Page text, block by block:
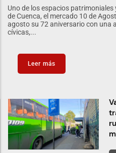
Uno de los espacios
de Cuenca, el mercado 10 de
agosto su 72 aniversario con una
cívicas,...
Leer más